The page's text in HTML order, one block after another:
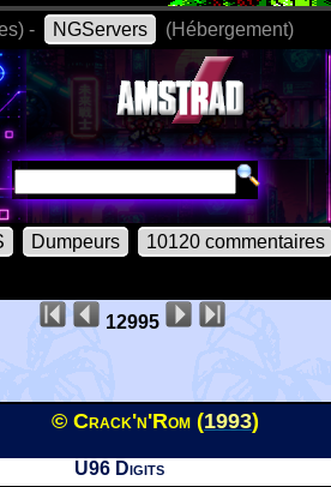
- NGServers (Hébergement)
Dumpeurs 10120 commentaires
12995
© Crack'n'Rom (1993)
U96 Digits